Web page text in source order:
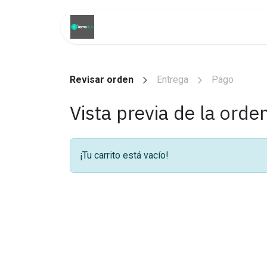
Revisar orden Entrega Pago
Vista previa de la
¡Tu carrito está vacío!